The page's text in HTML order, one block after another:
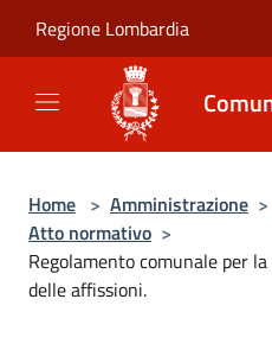
Regione Lombardia
Home > Amministrazione >
Atto normativo >
Regolamento comunale per
delle affissioni.